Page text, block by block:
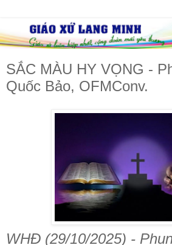
SẮC MÀU HY VỌNG -
Quốc Bảo, OFMConv.
WHĐ (29/10/2025) -